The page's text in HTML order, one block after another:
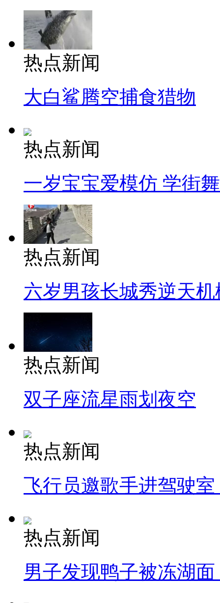
热点新闻
大白鲨腾空捕食猎物
热点新闻
一岁宝宝爱模仿 学街
热点新闻
六岁男孩长城秀逆天机
热点新闻
双子座流星雨划夜空
热点新闻
飞行员邀歌手进驾驶
热点新闻
男子发现鸭子被冻湖